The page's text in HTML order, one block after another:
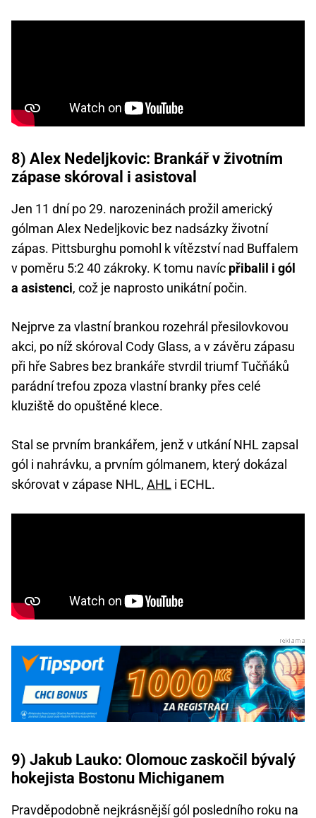
8) Alex Nedeljkovic: Brankář v životním
zápase skóroval i asistoval
Jen 11 dní po 29. narozeninách prožil americký
gólman Alex Nedeljkovic bez nadsázky životní
zápas. Pittsburghu pomohl k vítězství nad Buffalem
v poměru 5:2 40 zákroky. K tomu navíc přibalil i gól
a asistenci, což je naprosto unikátní počin.
Nejprve za vlastní brankou rozehrál přesilovkovou
akci, po níž skóroval Cody Glass, a v závěru zápasu
při hře Sabres bez brankáře stvrdil triumf Tučňáků
parádní trefou zpoza vlastní branky přes celé
kluziště do opuštěné klece.
Stal se prvním brankářem, jenž v utkání NHL zapsal
gól i nahrávku, a prvním gólmanem, který dokázal
skórovat v zápase NHL, AHL i ECHL.
9) Jakub Lauko: Olomouc zaskočil bývalý
hokejista Bostonu Michiganem
Pravděpodobně nejkrásnější gól posledního roku na